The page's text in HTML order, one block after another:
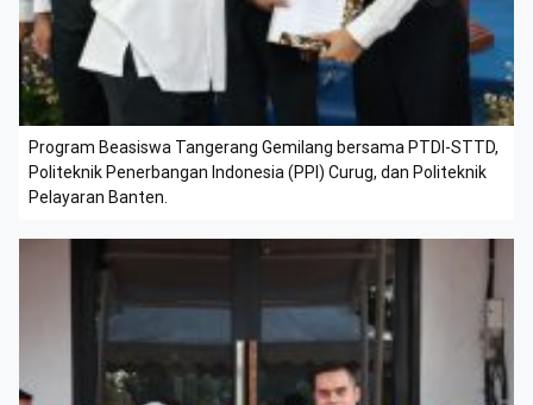
Program Beasiswa Tangerang Gemilang bersama PTDI-STTD,
Politeknik Penerbangan Indonesia (PPI) Curug, dan Politeknik
Pelayaran Banten.